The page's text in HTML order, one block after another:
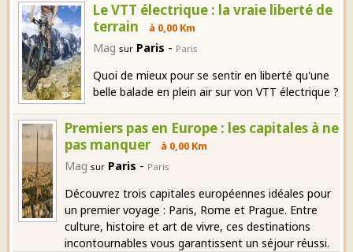
Le VTT électrique : la vraie liberté de
terrain
à 0,00 Km
Mag sur Paris - Paris
Quoi de mieux pour se sentir en liberté qu'une
belle balade en plein air sur von VTT électrique ?
Premiers pas en Europe : les capitales à ne
pas manquer
à 0,00 Km
Mag sur Paris - Paris
Découvrez trois capitales européennes idéales pour
un premier voyage : Paris, Rome et Prague. Entre
culture, histoire et art de vivre, ces destinations
incontournables vous garantissent un séjour réussi.